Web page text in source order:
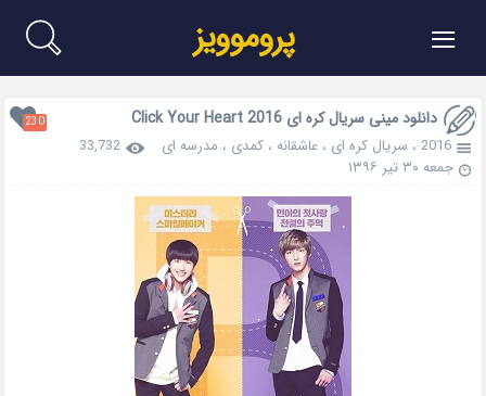
≡ پروموویز
دانلود مینی سریال کره ای Click Your Heart 2016 230
2016 ، سریال کره ای ،عاشقانه ،کمدی ، مدرسه ای
33,732
جمعه ۳۰ تیر ۱۳۹۶